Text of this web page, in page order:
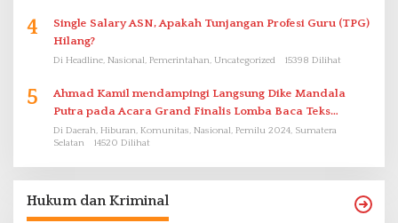
4
Single Salary ASN, Apakah Tunjangan Profesi Guru (TPG)
Hilang?
Di Headline, Nasional, Pemerintahan, Uncategorized 15398 Dilihat
5
Ahmad Kamil mendampingi Langsung Dike Mandala
Putra pada Acara Grand Finalis Lomba Baca Teks
Proklamasi Mirip Bung Karno di Bali
Di Daerah, Hiburan, Komunitas, Nasional, Pemilu 2024, Sumatera
Selatan
14520 Dilihat
Hukum dan Kriminal